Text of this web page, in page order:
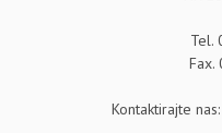
Tel.
Fax.
Kontaktirajte nas: